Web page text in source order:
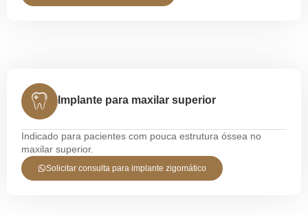
Implante para maxilar superior
Indicado para pacientes com pouca estrutura óssea no
maxilar superior.
Solicitar consulta para implante zigomático